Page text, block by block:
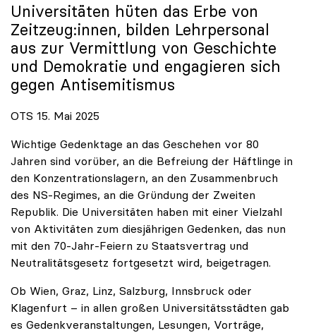
Universitäten hüten das Erbe von
Zeitzeug:innen, bilden Lehrpersonal
aus zur Vermittlung von Geschichte
und Demokratie und engagieren sich
gegen Antisemitismus
OTS 15. Mai 2025
Wichtige Gedenktage an das Geschehen vor 80
Jahren sind vorüber, an die Befreiung der Häftlinge in
den Konzentrationslagern, an den Zusammenbruch
des NS-Regimes, an die Gründung der Zweiten
Republik. Die Universitäten haben mit einer Vielzahl
von Aktivitäten zum diesjährigen Gedenken, das nun
mit den 70-Jahr-Feiern zu Staatsvertrag und
Neutralitätsgesetz fortgesetzt wird, beigetragen.
Ob Wien, Graz, Linz, Salzburg, Innsbruck oder
Klagenfurt – in allen großen Universitätsstädten gab
es Gedenkveranstaltungen, Lesungen, Vorträge,